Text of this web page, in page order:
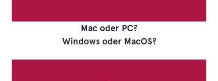
Mac oder PC?
Windows oder MacOS?